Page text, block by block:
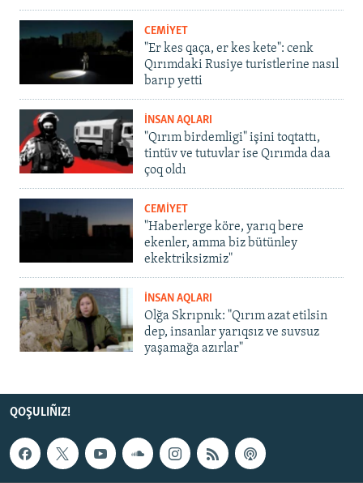
CEMİYET
"Er kes qaça, er kes kete": cenk
Qırımdaki Rusiye turistlerine nasıl
barıp yetti
İNSAN AQLARI
"Qırım birdemligi" işini toqtattı,
tintüv ve tutuvlar ise Qırımda daa
çoq oldı
CEMİYET
"Haberlerge köre, yarıq bere
ekenler, amma biz bütünley
ekektriksizmiz"
İNSAN AQLARI
Olğa Skrıpnık: "Qırım azat etilsin
dep, insanlar yarıqsız ve suvsuz
yaşamağa azırlar"
QOŞULIÑIZ!